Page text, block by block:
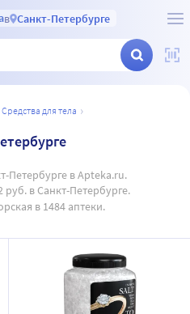
в Санкт-Петербурге
средства для тела
Петербурге в Apteka.ru.
в Санкт-Петербурге.
в 1484 аптеки.